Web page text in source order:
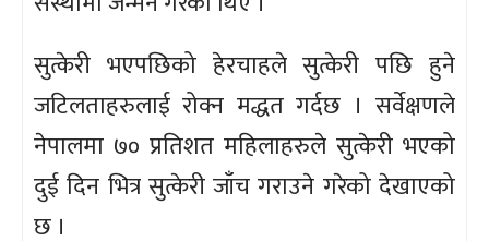
सुत्केरी भएपछिको हेरचाहले सुत्केरी पछि हुने
जटिलताहरुलाई रोक्न मद्धत गर्दछ । सर्वेक्षणले
नेपालमा ७० प्रतिशत महिलाहरुले सुत्केरी भएको
दुई दिन भित्र सुत्केरी जाँच गराउने गरेको देखाएको
छ ।